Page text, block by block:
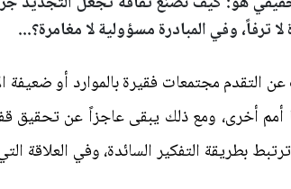
ترفاً، وفي المبادرة مسؤولية لا مغامرة؟...
التقدم مجتمعات فقيرة بالموارد أو ضعيفة
أخرى، ومع ذلك يبقى عاجزاً عن تحقيق
بطريقة التفكير السائدة، وفي العلاقة